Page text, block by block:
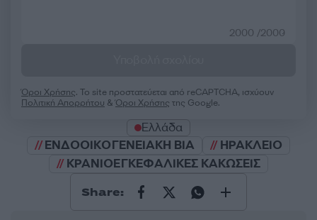
2000 /2000
Όροι Χρήσης. Το site προστατεύεται από reCAPTCHA, ισχύουν
Πολιτική Απορρήτου &Όροι Χρήσης της Google.
Ελλάδα
ΕΝΔΟΟΙΚΟΓΕΝΕΙΑΚΗ ΒΙΑ
ΗΡΑΚΛΕΙΟ
ΚΡΑΝΙΟΕΓΚΕΦΑΛΙΚΕΣ ΚΑΚΩΣΕΙΣ
Share: